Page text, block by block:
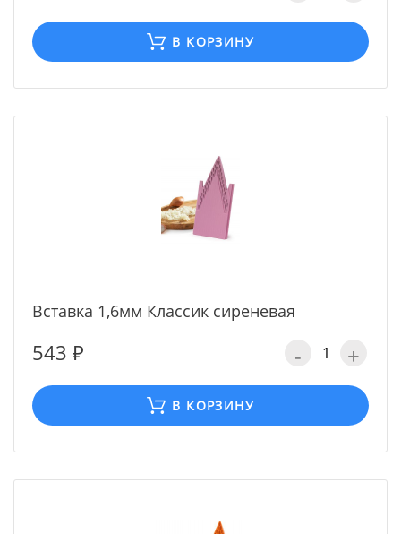
В КОРЗИНУ
Вставка 1,6мм Классик сиреневая
543 ₽ - +
В КОРЗИНУ